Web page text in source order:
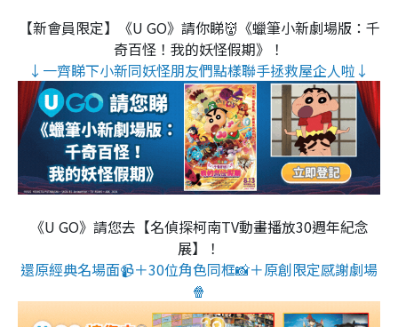
【新會員限定】《U GO》請你睇👹《蠟筆小新劇場版：千
奇百怪！我的妖怪假期》！
↓一齊睇下小新同妖怪朋友們點樣聯手拯救屋企人啦↓
《U GO》請您去【名偵探柯南TV動畫播放30週年紀念
展】！
還原經典名場面📹＋30位角色同框📸＋原創限定感謝劇場
🍿